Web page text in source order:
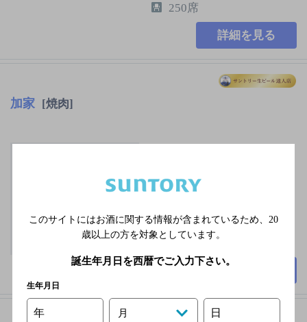
250席
詳細を見る
加家 [焼肉]
毎週月曜日
詳細を見る
このサイトにはお酒に関する情報が含まれているため、 20
歳以上の方を対象としています。
誕生年月日を西暦でご入力下さい。
生年月日
年 月 日